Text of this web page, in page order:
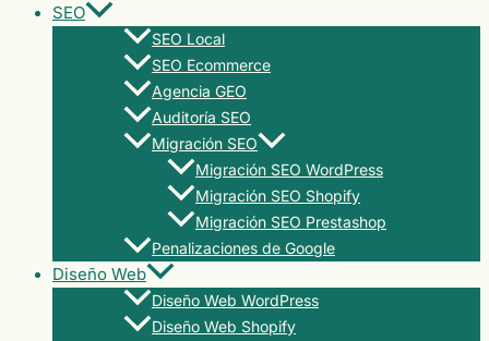
SEO
SEO Local
SEO Ecommerce
Agencia GEO
Auditoría SEO
Migración SEO
Migración SEO WordPress
Migración SEO Shopify
Migración SEO Prestashop
Penalizaciones de Google
Diseño Web
Diseño Web WordPress
Diseño Web Shopify